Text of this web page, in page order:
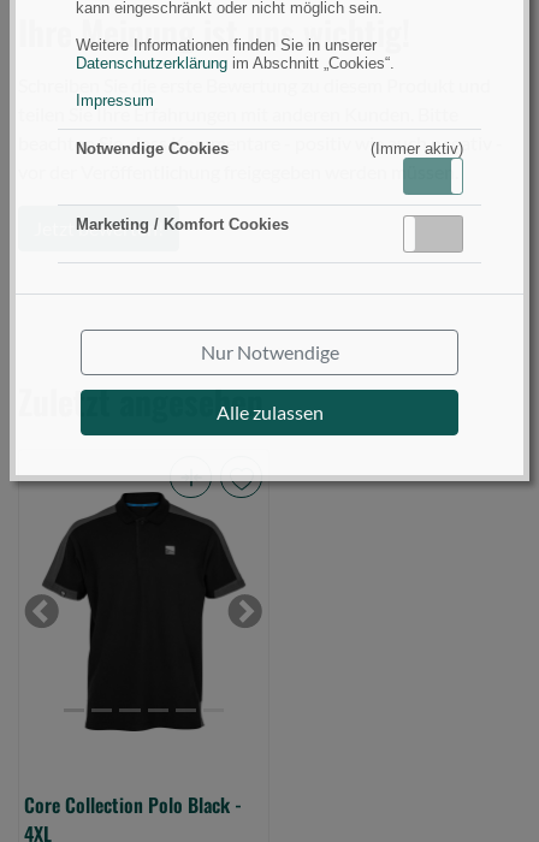
kann eingeschränkt oder nicht möglich sein.
Weitere Informationen finden Sie in unserer
Datenschutzerklärung im Abschnitt „Cookies“.
Impressum
Notwendige Cookies (Immer aktiv)
Marketing / Komfort Cookies
Nur Notwendige
Alle zulassen
Ihre Meinung ist uns wichtig!
teilen Sie Ihre Erfahrungen mit anderen Kunden. Bitte
beachten Sie, dass Kommentare - positiv wie auch negativ -
Jetzt bewerten!
Zuletzt angesehen
Collection
Polo
Black
- Previous Next
Core Collection Polo Black -
4XL